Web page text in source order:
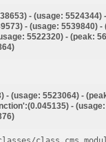
- (usage: 5524344)
- (usage: 5539840) -
5522320) - (peak:
(usage: 5523064) -
-